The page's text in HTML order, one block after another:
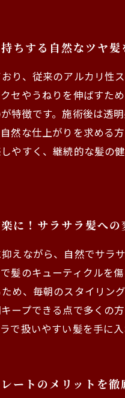
ちする自然なツヤ髪
り、従来のアルカリ性
セやうねりを伸ばすた
特徴です。施術後は透
然な仕上がりを求める
やすく、継続的な髪の
に！サラサラ髪への
えながら、自然でサラ
髪のキューティクル
め、毎朝のスタイリ
ープできる点で多くの
で扱いやすい髪を手に
ートのメリットを徹